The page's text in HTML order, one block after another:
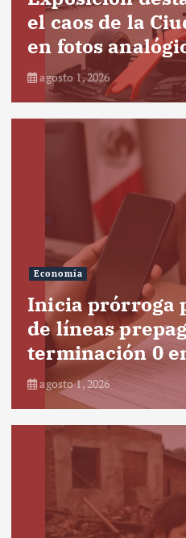
el caos de la
en fotos
agosto 1, 2026
Economía
Inicia prórroga
de líneas
terminación 0
agosto 1, 2026